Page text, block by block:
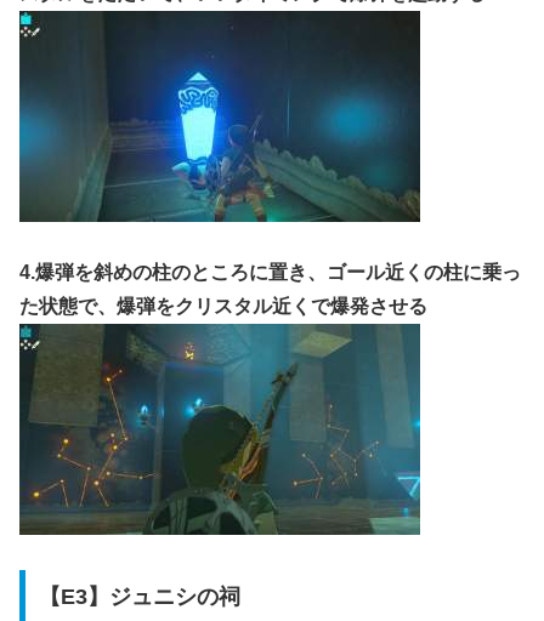
4.爆弾を斜めの柱のところに置き、ゴール近くの柱に乗っ
た状態で、爆弾をクリスタル近くで爆発させる
【E3】ジュニシの祠